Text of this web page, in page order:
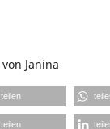
von Janina
teilen
teilen